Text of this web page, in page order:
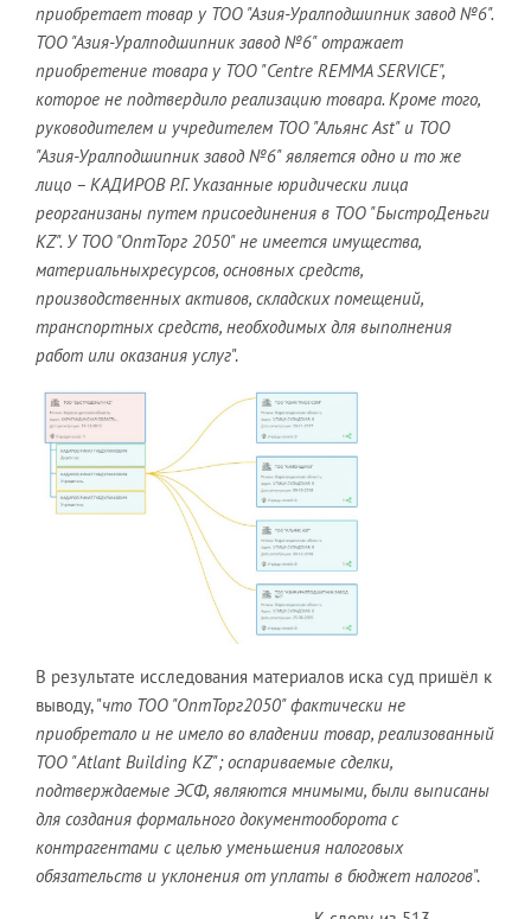
приобретает товар у ТОО "Азия-Уралподшипник завод №6".
ТОО "Азия-Уралподшипник завод №6" отражает
приобретение товара у ТОО "Centre REMMA SERVICE",
которое не подтвердило реализацию товара. Кроме того,
руководителем и учредителем ТОО "Альянс Ast" и ТОО
"Азия-Уралподшипник завод №6" является одно и то же
лицо – КАДИРОВ Р.Г. Указанные юридически лица
реорганизаны путем присоединения в ТОО "БыстроДеньги
KZ". У ТОО "ОптТорг 2050" не имеется имущества,
материальныхресурсов, основных средств,
производственных активов, складских помещений,
транспортных средств, необходимых для выполнения
работ или оказания услуг".
В результате исследования материалов иска суд пришёл к
выводу, "что ТОО "ОптТорг2050" фактически не
приобретало и не имело во владении товар, реализованный
ТОО "Atlant Building KZ"; оспариваемые сделки,
подтверждаемые ЭСФ, являются мнимыми, были выписаны
для создания формального документооборота с
контрагентами с целью уменьшения налоговых
обязательств и уклонения от уплаты в бюджет налогов".